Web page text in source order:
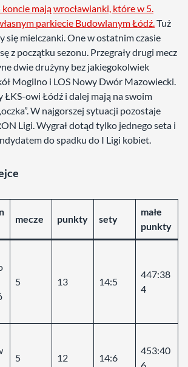
koncie mają wrocławianki, które w 5.
parkiecie Budowlanym Łódź.Tuż
się mielczanki. One w ostatnim czasie
z początku sezonu. Przegrały drugi mecz
dwie drużyny bez jakiegokolwiek
Mogilno i LOS Nowy Dwór Mazowiecki.
ŁKS-owi Łódź i dalej mają na swoim
W najgorszej sytuacji pozostaje
Ligi. Wygrał dotąd tylko jednego seta i
do spadku do I Ligi kobiet.
mecze punkty sety
małe
punkty
5 13 14:5
447:38
4
5 12 14:6
453:40